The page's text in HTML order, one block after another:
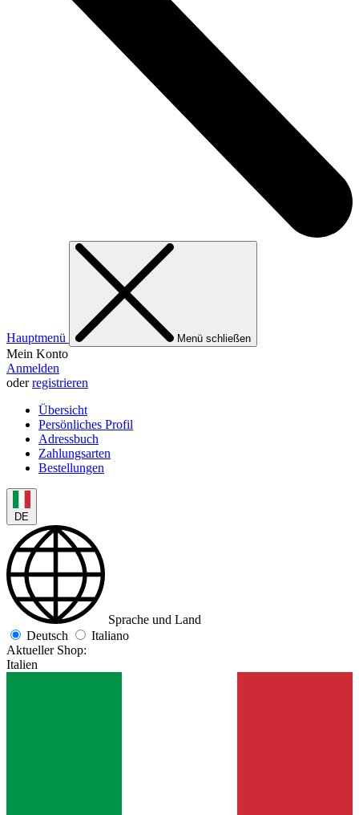
Hauptmenü Menü schließen
Mein Konto
Anmelden
oderregistrieren
Übersicht
Persönliches Profil
Adressbuch
Zahlungsarten
Bestellungen
DE
Sprache und Land
Deutsch
Italiano
Aktueller Shop:
Italien